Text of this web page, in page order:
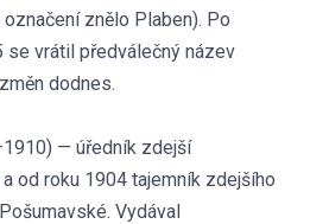
znělo Plaben). Po
vrátil předválečný název
dodnes.
— úředník zdejší
od roku 1904 tajemník zdejšího
Vydával